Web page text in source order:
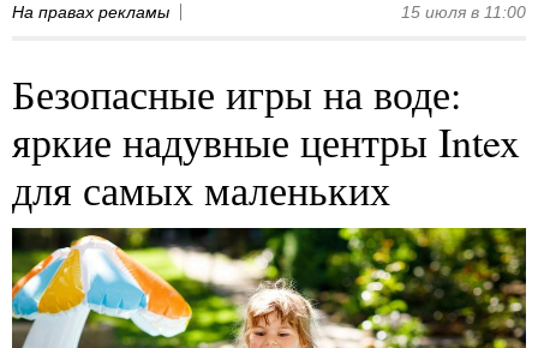
На правах рекламы 15 июля в 11:00
Безопасные игры на воде:
яркие надувные центры Intex
для самых маленьких